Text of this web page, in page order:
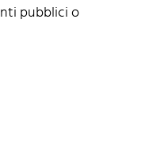
pubblici o